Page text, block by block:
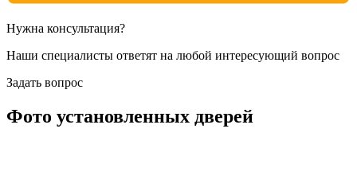
Нужна консультация?
Наши специалисты ответят на любой интересующий вопрос
Задать вопрос
Фото установленных дверей